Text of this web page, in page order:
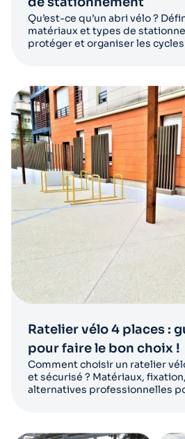
Qu’est-ce qu’un abri vélo ?
matériaux et types de
protéger et organiser les
Ratelier vélo 4 places :
pour faire le bon choix !
Comment choisir un ratelier
et sécurisé ? Matériaux,
alternatives professionnelles